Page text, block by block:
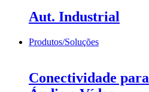
Aut. Industrial
Produtos/Soluções
Conectividade para